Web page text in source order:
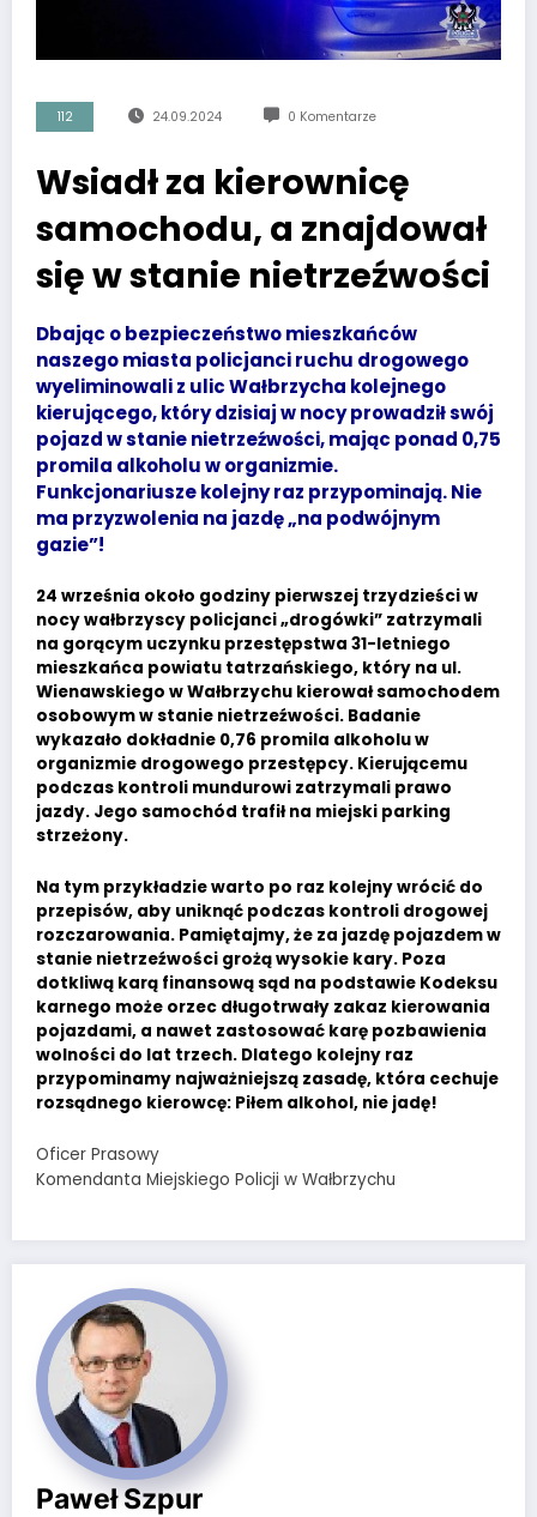
112 24.09.2024 0 Komentarze
Wsiadł za kierownicę
samochodu, a znajdował
się w stanie nietrzeźwości
Dbając o bezpieczeństwo mieszkańców
naszego miasta policjanci ruchu drogowego
wyeliminowali z ulic Wałbrzycha kolejnego
kierującego, który dzisiaj w nocy prowadził swój
pojazd w stanie nietrzeźwości, mając ponad 0,75
promila alkoholu w organizmie.
Funkcjonariusze kolejny raz przypominają. Nie
ma przyzwolenia na jazdę „na podwójnym
gazie”!
24 września około godziny pierwszej trzydzieści w
nocy wałbrzyscy policjanci „drogówki” zatrzymali
na gorącym uczynku przestępstwa 31-letniego
mieszkańca powiatu tatrzańskiego, który na ul.
Wienawskiego w Wałbrzychu kierował samochodem
osobowym w stanie nietrzeźwości. Badanie
wykazało dokładnie 0,76 promila alkoholu w
organizmie drogowego przestępcy. Kierującemu
podczas kontroli mundurowi zatrzymali prawo
jazdy. Jego samochód trafił na miejski parking
strzeżony.
Na tym przykładzie warto po raz kolejny wrócić do
przepisów, aby uniknąć podczas kontroli drogowej
rozczarowania. Pamiętajmy, że za jazdę pojazdem w
stanie nietrzeźwości grożą wysokie kary. Poza
dotkliwą karą finansową sąd na podstawie Kodeksu
karnego może orzec długotrwały zakaz kierowania
pojazdami, a nawet zastosować karę pozbawienia
wolności do lat trzech. Dlatego kolejny raz
przypominamy najważniejszą zasadę, która cechuje
rozsądnego kierowcę: Piłem alkohol, nie jadę!
Oficer Prasowy
Komendanta Miejskiego Policji w Wałbrzychu
Paweł Szpur